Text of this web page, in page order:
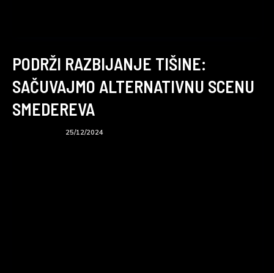
PODRŽI RAZBIJANJE TIŠINE:
SAČUVAJMO ALTERNATIVNU SCENU
SMEDEREVA
25/12/2024